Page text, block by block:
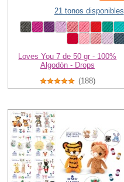
21 tonos disponibles
Loves You 7 de 50 gr - 100%
Algodón - Drops
(188)